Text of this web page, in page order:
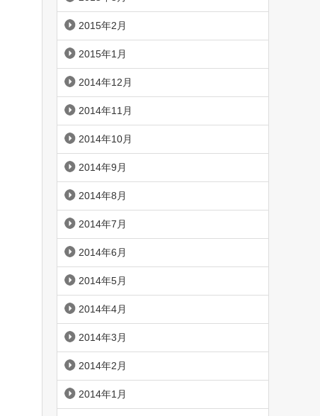
2015年2月
2015年1月
2014年12月
2014年11月
2014年10月
2014年9月
2014年8月
2014年7月
2014年6月
2014年5月
2014年4月
2014年3月
2014年2月
2014年1月